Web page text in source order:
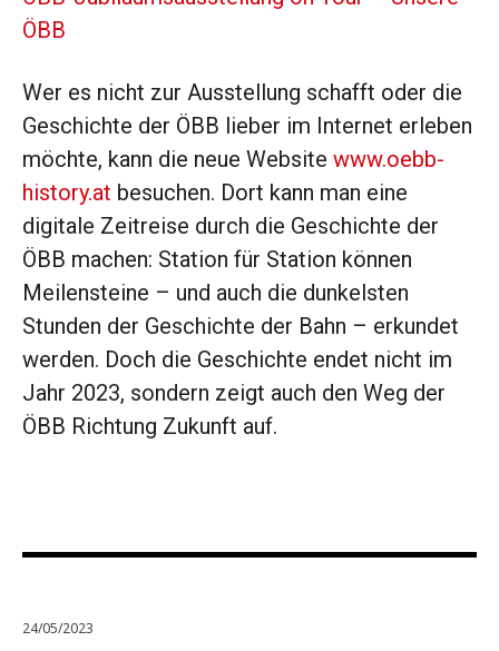
ÖBB
Wer es nicht zur Ausstellung schafft oder die
Geschichte der ÖBB lieber im Internet erleben
möchte, kann die neue Website www.oebb-
history.at besuchen. Dort kann man eine
digitale Zeitreise durch die Geschichte der
ÖBB machen: Station für Station können
Meilensteine – und auch die dunkelsten
Stunden der Geschichte der Bahn – erkundet
werden. Doch die Geschichte endet nicht im
Jahr 2023, sondern zeigt auch den Weg der
ÖBB Richtung Zukunft auf.
24/05/2023